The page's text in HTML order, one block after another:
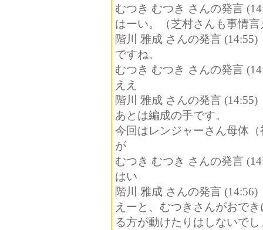
むつき むつき さんの発言
はーい。（芝村さんも事情
階川 雅成 さんの発言 (14:55)
ですね。
むつき むつき さんの発言
ええ
階川 雅成 さんの発言 (14:55)
あとは編成の手です。
今回はレンジャーさん母体
が
むつき むつき さんの発言
はい
階川 雅成 さんの発言 (14:56)
えーと、むつきさんがおで
る方が動けたりはしないで